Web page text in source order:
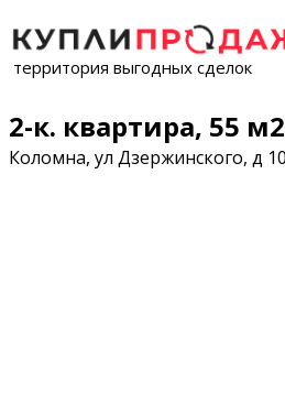
территория выгодных сделок
2-к. квартира, 55
Коломна, ул Дзержинского, д